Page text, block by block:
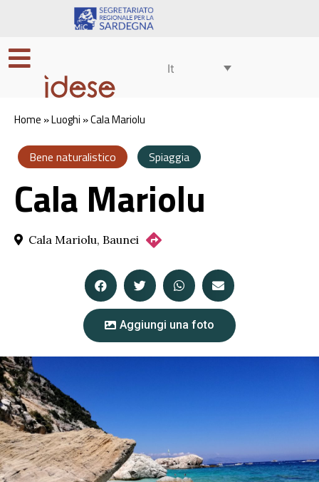
It
Home »Luoghi »Cala Mariolu
Bene naturalistico Spiaggia
Cala Mariolu
Cala Mariolu, Baunei
Aggiungi una foto